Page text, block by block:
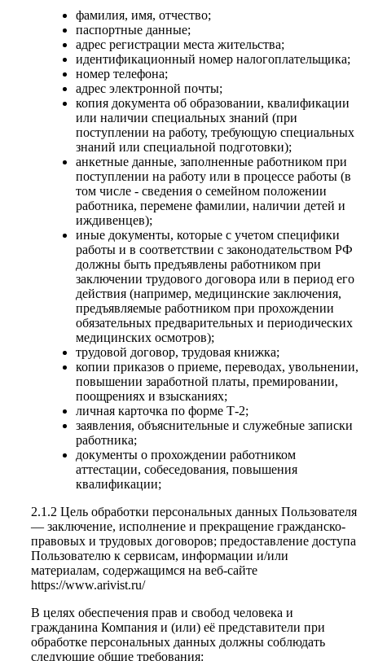
фамилия, имя, отчество;
паспортные данные;
адрес регистрации места жительства;
идентификационный номер налогоплательщика;
номер телефона;
адрес электронной почты;
копия документа об образовании, квалификации
или наличии специальных знаний (при
поступлении на работу, требующую специальных
знаний или специальной подготовки);
анкетные данные, заполненные работником при
поступлении на работу или в процессе работы (в
том числе - сведения о семейном положении
работника, перемене фамилии, наличии детей и
иждивенцев);
иные документы, которые с учетом специфики
работы и в соответствии с законодательством РФ
должны быть предъявлены работником при
заключении трудового договора или в период его
действия (например, медицинские заключения,
предъявляемые работником при прохождении
обязательных предварительных и периодических
медицинских осмотров);
трудовой договор, трудовая книжка;
копии приказов о приеме, переводах, увольнении,
повышении заработной платы, премировании,
поощрениях и взысканиях;
личная карточка по форме Т-2;
заявления, объяснительные и служебные записки
работника;
документы о прохождении работником
аттестации, собеседования, повышения
квалификации;
2.1.2 Цель обработки персональных данных Пользователя
— заключение, исполнение и прекращение гражданско-
правовых и трудовых договоров; предоставление доступа
Пользователю к сервисам, информации и/или
материалам, содержащимся на веб-сайте
https://www.arivist.ru/
В целях обеспечения прав и свобод человека и
гражданина Компания и (или) её представители при
обработке персональных данных должны соблюдать
следующие общие требования: